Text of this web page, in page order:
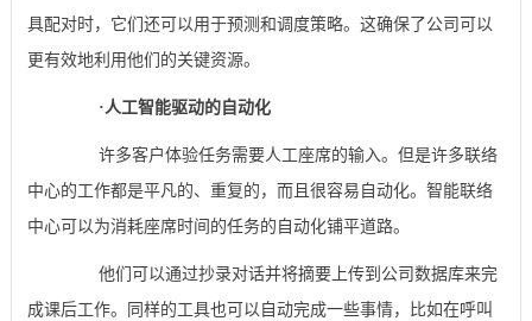
具配对时，它们还可以用于预测和调度策略。这确保了公司可以
更有效地利用他们的关键资源。
·人工智能驱动的自动化
许多客户体验任务需要人工座席的输入。但是许多联络
中心的工作都是平凡的、重复的，而且很容易自动化。智能联络
中心可以为消耗座席时间的任务的自动化铺平道路。
他们可以通过抄录对话并将摘要上传到公司数据库来完
成课后工作。同样的工具也可以自动完成一些事情，比如在呼叫